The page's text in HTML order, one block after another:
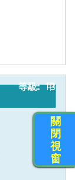
13
甲
關
閉
視
窗